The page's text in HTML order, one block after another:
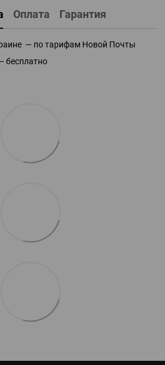
Оплата Гарантия
— по тарифам Новой Почты
бесплатно